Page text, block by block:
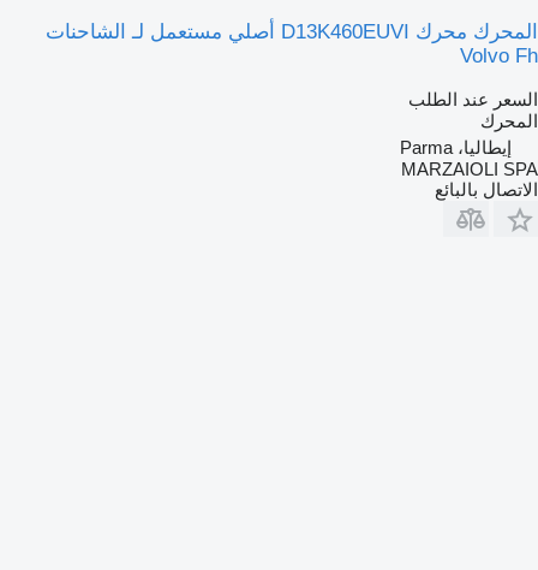
المحرك محرك D13K460EUVI أصلي مستعمل لـ الشاحنات
Volvo Fh
السعر عند الطلب
المحرك
إيطاليا، Parma
MARZAIOLI SPA
الاتصال بالبائع